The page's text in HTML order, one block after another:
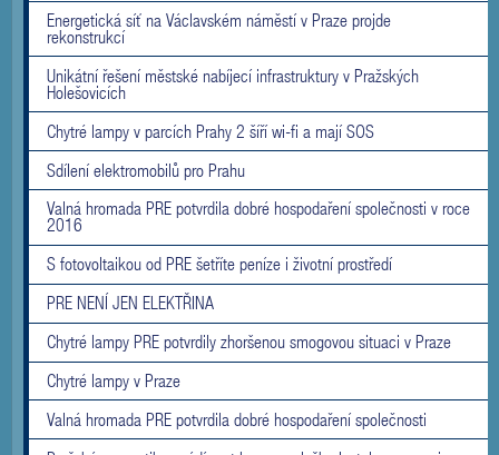
Energetická síť na Václavském náměstí v Praze projde
rekonstrukcí
Unikátní řešení městské nabíjecí infrastruktury v Pražských
Holešovicích
Chytré lampy v parcích Prahy 2 šíří wi-fi a mají SOS
Sdílení elektromobilů pro Prahu
Valná hromada PRE potvrdila dobré hospodaření společnosti v roce
2016
S fotovoltaikou od PRE šetříte peníze i životní prostředí
PRE NENÍ JEN ELEKTŘINA
Chytré lampy PRE potvrdily zhoršenou smogovou situaci v Praze
Chytré lampy v Praze
Valná hromada PRE potvrdila dobré hospodaření společnosti